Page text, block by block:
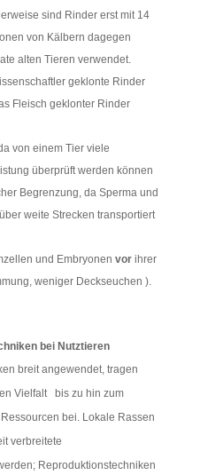
sind Rinder erst mit 14
von Kälbern dagegen
alten Tieren verwendet.
geklonte Rinder
Fleisch geklonter Rinder
von einem Tier viele
überprüft werden können
Begrenzung, da Sperma und
weite Strecken transportiert
und Embryonen vor ihrer
weniger Deckseuchen ).
bei Nutztieren
breit angewendet, tragen
Vielfalt bis zu hin zum
bei. Lokale Rassen
verbreitete
Reproduktionstechniken